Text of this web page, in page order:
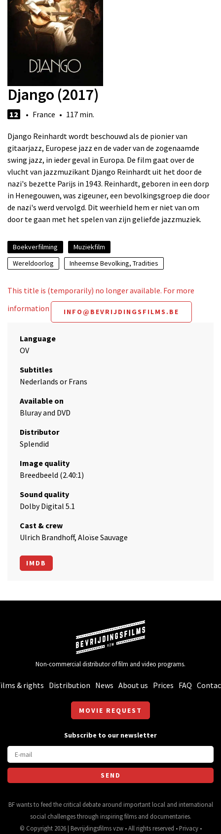
Django (2017)
12 • France • 117 min.
Django Reinhardt wordt beschouwd als de pionier van
gitaarjazz, Europese jazz en de vader van de zogenaamde
swing jazz, in ieder geval in Europa. De film gaat over de
vlucht van jazzmuzikant Django Reinhardt uit het door de
nazi's bezette Parijs in 1943. Reinhardt, geboren in een dorp
in Henegouwen, was zigeuner, een bevolkingsgroep die door
de nazi's werd vervolgd. Dit weerhield hem er niet van om
door te gaan met het spelen van zijn geliefde jazzmuziek.
Boekverfilming
Muziekfilm
Wereldoorlog
Inheemse Bevolking, Tradities
This title is (temporarily) no longer available. For more
information
INFO@BEVRIJDINGSFILMS.BE
Language
OV
Subtitles
Nederlands or Frans
Available on
Bluray and DVD
Distributor
Splendid
Image quality
Breedbeeld (2.40:1)
Sound quality
Dolby Digital 5.1
Cast & crew
Ulrich Brandhoff, Aloïse Sauvage
IMDB
Non-commercial distributor of film and video programs.
& rights Distribution News About us Prices FAQ
MOVIE REQUEST
Subscribe to our newsletter
BF wants to feed the critical debate around important local and international
social challenges through inspiring films and documentaries.
© Copyright 2026 | Bevrijdingsfilms vzw • All rights reserved • Privacy•